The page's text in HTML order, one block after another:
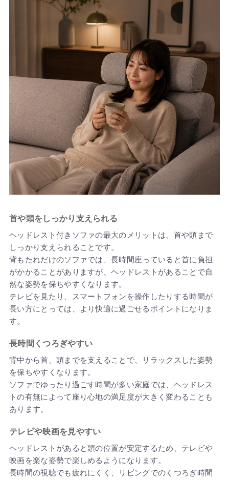
首や頭をしっかり支えられる
ヘッドレスト付きソファの最大のメリットは、首や頭まで
しっかり支えられることです。
背もたれだけのソファでは、長時間座っていると首に負担
がかかることがありますが、ヘッドレストがあることで自
然な姿勢を保ちやすくなります。
テレビを見たり、スマートフォンを操作したりする時間が
長い方にとっては、より快適に過ごせるポイントになりま
す。
長時間くつろぎやすい
背中から首、頭までを支えることで、リラックスした姿勢
を保ちやすくなります。
ソファでゆったり過ごす時間が多い家庭では、ヘッドレス
トの有無によって座り心地の満足度が大きく変わることも
あります。
テレビや映画を見やすい
ヘッドレストがあると頭の位置が安定するため、テレビや
映画を楽な姿勢で楽しめるようになります。
長時間の視聴でも疲れにくく、リビングでのくつろぎ時間